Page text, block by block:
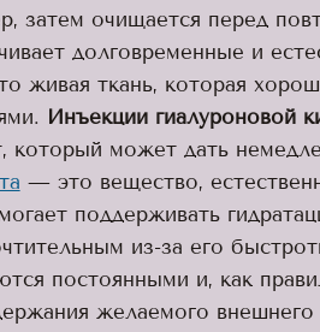
затем очищается перед
долговременные и
живая ткань, которая
Инъекции гиалуроновой
который может дать
— это вещество,
поддерживать
из-за его
постоянными и, как
желаемого внешнего